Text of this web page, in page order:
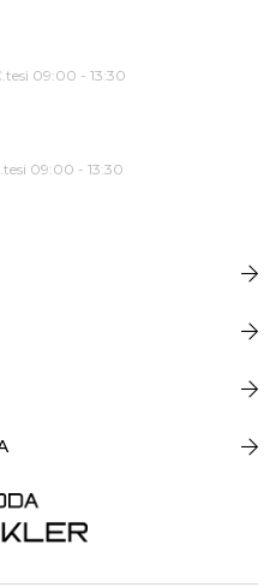
09:00 - 13:30
09:00 - 13:30